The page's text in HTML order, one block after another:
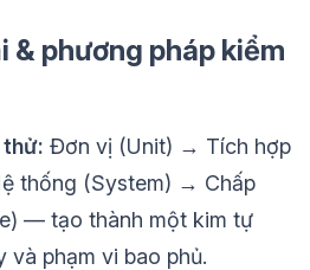
& phương pháp kiểm
thử: Đơn vị (Unit) → Tích hợp
thống (System) → Chấp
— tạo thành một kim tự
và phạm vi bao phủ.